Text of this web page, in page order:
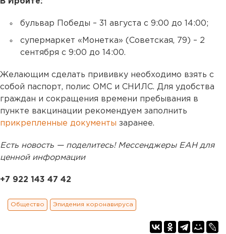
бульвар Победы – 31 августа с 9:00 до 14:00;
супермаркет «Монетка» (Советская, 79) – 2
сентября с 9:00 до 14:00.
Желающим сделать прививку необходимо взять с
собой паспорт, полис ОМС и СНИЛС. Для удобства
граждан и сокращения времени пребывания в
пункте вакцинации рекомендуем заполнить
прикрепленные документы заранее.
Есть новость — поделитесь! Мессенджеры ЕАН для
ценной информации
+7 922 143 47 42
Общество Эпидемия коронавируса